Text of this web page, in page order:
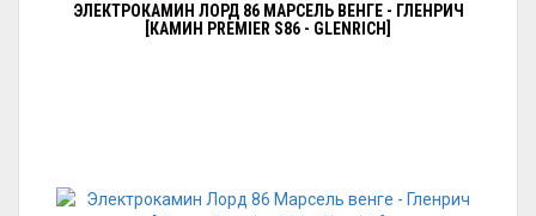
ЭЛЕКТРОКАМИН ЛОРД 86 МАРСЕЛЬ ВЕНГЕ - ГЛЕНРИЧ
[КАМИН PREMIER S86 - GLENRICH]